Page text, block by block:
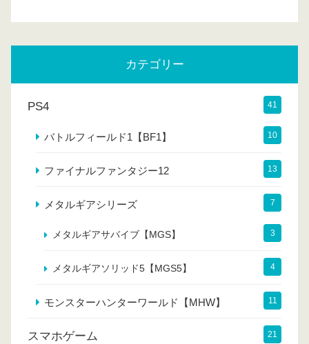
カテゴリー
PS4 41
バトルフィールド1【BF1】 10
ファイナルファンタジー12 13
メタルギアシリーズ 7
メタルギアサバイブ【MGS】 3
メタルギアソリッド5【MGS5】 4
モンスターハンターワールド【MHW】 11
スマホゲーム 21